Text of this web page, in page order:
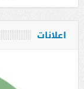
اعلانات